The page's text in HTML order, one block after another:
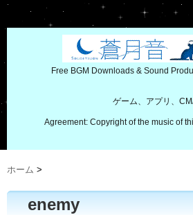
Free BGM Downloads & Sound
ゲーム、アプリ、
Agreement: Copyright of the music of
ホーム >
enemy